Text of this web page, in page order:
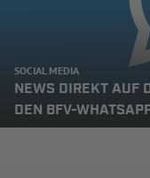
SOCIAL MEDIA
NEWS DIREKT AUF
DEN BFV-